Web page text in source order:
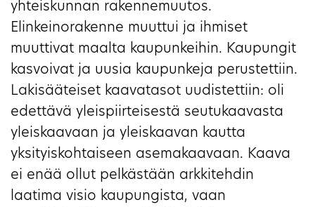
yhteiskunnan rakennemuutos.
Elinkeinorakenne muuttui ja ihmiset
muuttivat maalta kaupunkeihin. Kaupungit
kasvoivat ja uusia kaupunkeja perustettiin.
Lakisääteiset kaavatasot uudistettiin: oli
edettävä yleispiirteisestä seutukaavasta
yleiskaavaan ja yleiskaavan kautta
yksityiskohtaiseen asemakaavaan. Kaava
ei enää ollut pelkästään arkkitehdin
laatima visio kaupungista, vaan